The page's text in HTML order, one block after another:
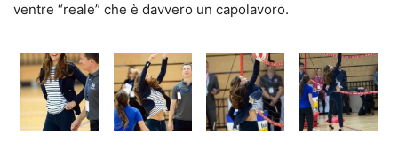
ventre “reale” che è davvero un capolavoro.